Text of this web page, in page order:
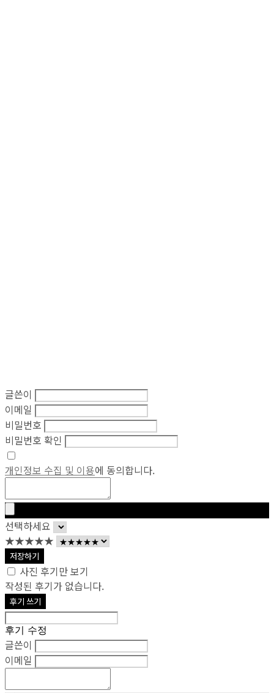
글쓴이
이메일
비밀번호
비밀번호 확인
개인정보 수집 및 이용에 동의합니다.
선택하세요
★★★★★
저장하기
사진 후기만 보기
작성된 후기가 없습니다.
후기 쓰기
후기 수정
글쓴이
이메일